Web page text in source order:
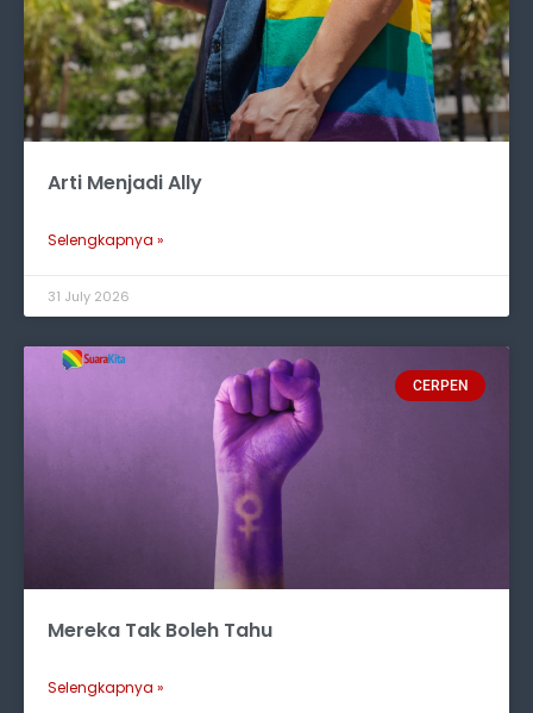
Arti Menjadi Ally
Selengkapnya »
31 July 2026
CERPEN
Mereka Tak Boleh Tahu
Selengkapnya »